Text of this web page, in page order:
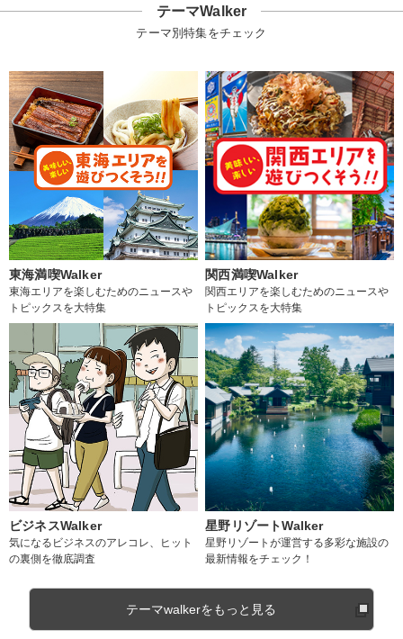
テーマWalker
テーマ別特集をチェック
東海満喫Walker
東海エリアを楽しむためのニュースや
トピックスを大特集
関西満喫Walker
関西エリアを楽しむためのニュースや
トピックスを大特集
ビジネスWalker
気になるビジネスのアレコレ、ヒット
の裏側を徹底調査
星野リゾートWalker
星野リゾートが運営する多彩な施設の
最新情報をチェック！
テーマwalkerをもっと見る